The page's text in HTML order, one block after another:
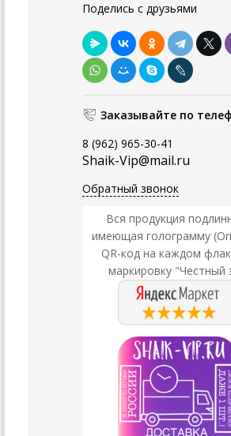
Поделись с друзьями
Заказывайте по
8 (962) 965-30-41
Shaik-Vip@mail.ru
Обратный звонок
Вся продукция
имеющая голограмму
QR-код на каждом
маркировку "Честный